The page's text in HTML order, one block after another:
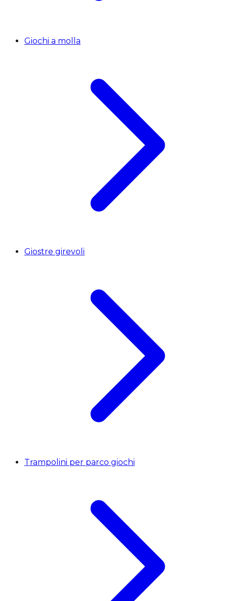
Giochi a molla
Giostre girevoli
Trampolini per parco giochi